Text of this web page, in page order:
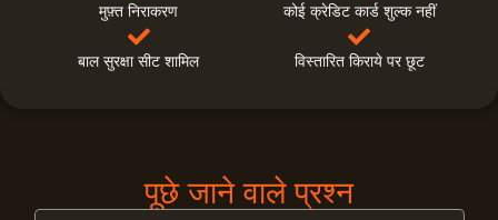
मुफ़्त निराकरण कोई क्रेडिट कार्ड शुल्क नहीं
बाल सुरक्षा सीट शामिल विस्तारित किराये पर छूट
पूछे जाने वाले प्रश्न